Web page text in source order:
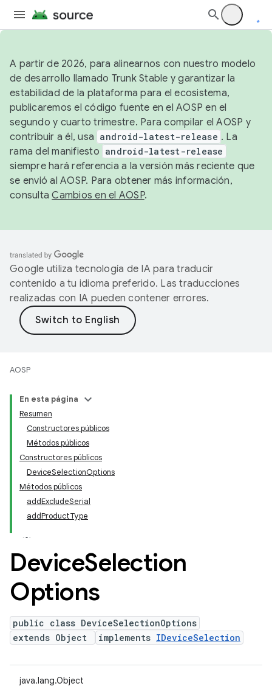
A partir de 2026, para alinearnos con nuestro modelo
de desarrollo llamado Trunk Stable y garantizar la
estabilidad de la plataforma para el ecosistema,
publicaremos el código fuente en el AOSP en el
segundo y cuarto trimestre. Para compilar el AOSP y
contribuir a él, usa android-latest-release . La
rama del manifiesto android-latest-release
siempre hará referencia a la versión más reciente que
se envió al AOSP. Para obtener más información,
consultaCambios en el AOSP.
Google utiliza tecnología de IA para traducir
contenido a tu idioma preferido. Las traducciones
realizadas con IA pueden contener errores.
AOSP
En esta página
Resumen
Constructores públicos
Métodos públicos
Constructores públicos
DeviceSelectionOptions
Métodos públicos
addExcludeSerial
addProductType
DeviceSelection
Options
public class DeviceSelectionOptions
extends Object
implements IDeviceSelection
java.lang.Object